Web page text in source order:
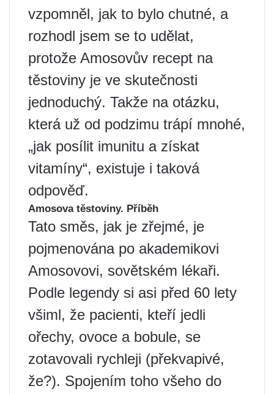
vzpomněl, jak to bylo chutné, a
rozhodl jsem se to udělat,
protože Amosovův recept na
těstoviny je ve skutečnosti
jednoduchý. Takže na otázku,
která už od podzimu trápí mnohé,
„jak posílit imunitu a získat
vitamíny“, existuje i taková
odpověď.
Amosova těstoviny. Příběh
Tato směs, jak je zřejmé, je
pojmenována po akademikovi
Amosovovi, sovětském lékaři.
Podle legendy si asi před 60 lety
všiml, že pacienti, kteří jedli
ořechy, ovoce a bobule, se
zotavovali rychleji (překvapivé,
že?). Spojením toho všeho do